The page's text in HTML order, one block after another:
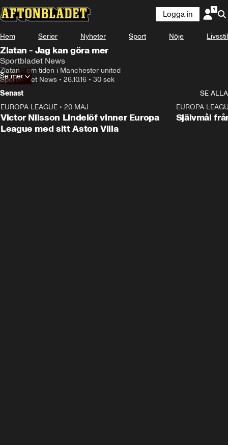
Logga in
Hem Serier Nyheter Sport Nöje Livsstil
Zlatan - Jag kan göra mer
Sportbladet News
Zlatan - om tiden i Manchester united
Sportbladet News • 26.10.16 • 30 sek
Se mer
Senast
SE ALLA
EUROPA LEAGUE • 20 MAJ
Victor Nilsson Lindelöf vinner Europa
League med sitt Aston Villa
EUROPA
Självmål